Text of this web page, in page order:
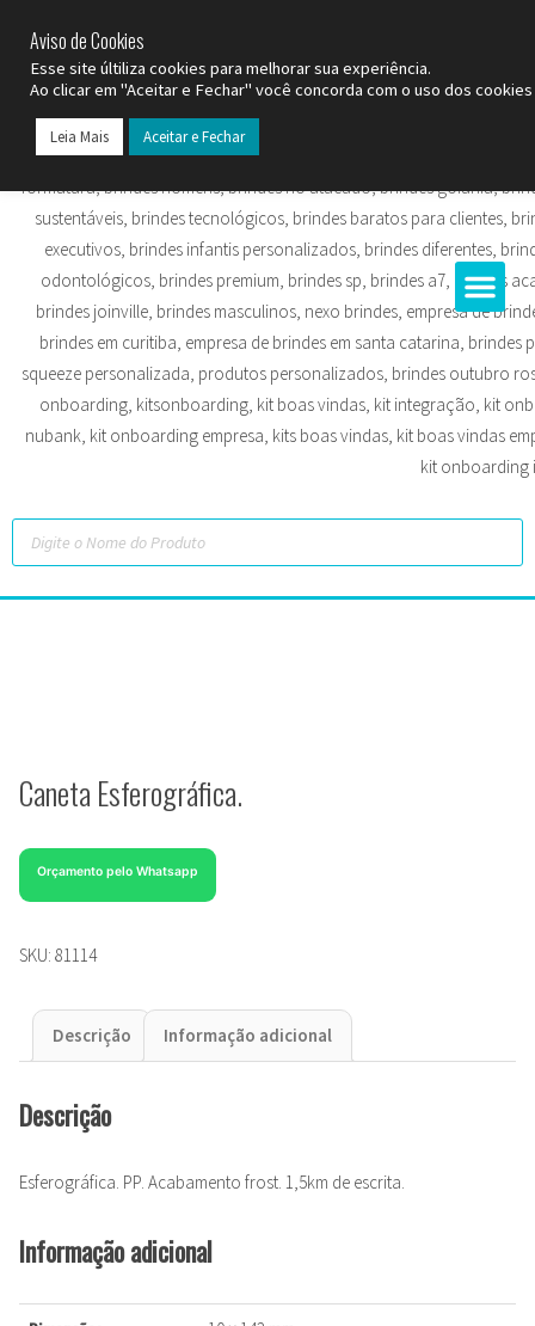
Caneta Esferográfica.
Orçamento pelo Whatsapp
SKU: 81114
Descrição Informação adicional
Descrição
Esferográfica. PP. Acabamento frost. 1,5km de escrita.
Informação adicional
Aviso de Cookies
Esse site últiliza cookies para melhorar sua experiência.
Ao clicar em "Aceitar e Fechar" você concorda com o uso dos
Leia Mais Aceitar e Fechar